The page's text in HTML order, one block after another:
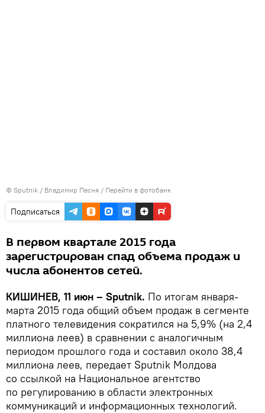
© Sputnik / Владимир Песня / Перейти в фотобанк
Подписаться
В первом квартале 2015 года
зарегистрирован спад объема продаж и
числа абонентов сетей.
КИШИНЕВ, 11 июн – Sputnik. По итогам января-
марта 2015 года общий объем продаж в сегменте
платного телевидения сократился на 5,9% (на 2,4
миллиона леев) в сравнении с аналогичным
периодом прошлого года и составил около 38,4
миллиона леев, передает Sputnik Молдова
со ссылкой на Национальное агентство
по регулированию в области электронных
коммуникаций и информационных технологий.